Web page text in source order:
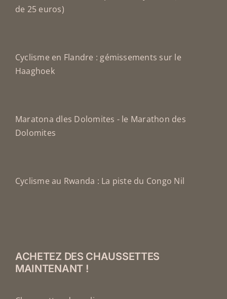
de 25 euros)
Cyclisme en Flandre : gémissements sur le
Haaghoek
Maratona dles Dolomites - le Marathon des
Dolomites
Cyclisme au Rwanda : La piste du Congo Nil
ACHETEZ DES CHAUSSETTES
MAINTENANT !